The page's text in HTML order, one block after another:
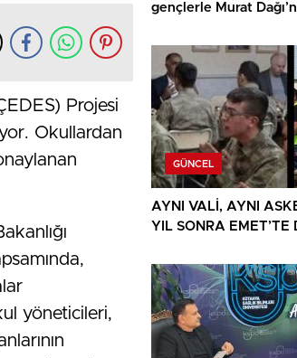
Projesi
Okullardan
yöneticileri,
gençlerle Murat
GÜNCEL
AYNI VALİ, AYNI
YIL SONRA